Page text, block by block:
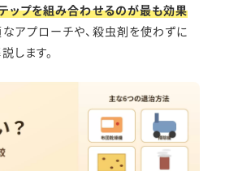
ップを組み合わせるのが最も効果
アプローチや、殺虫剤を使わずに
します。